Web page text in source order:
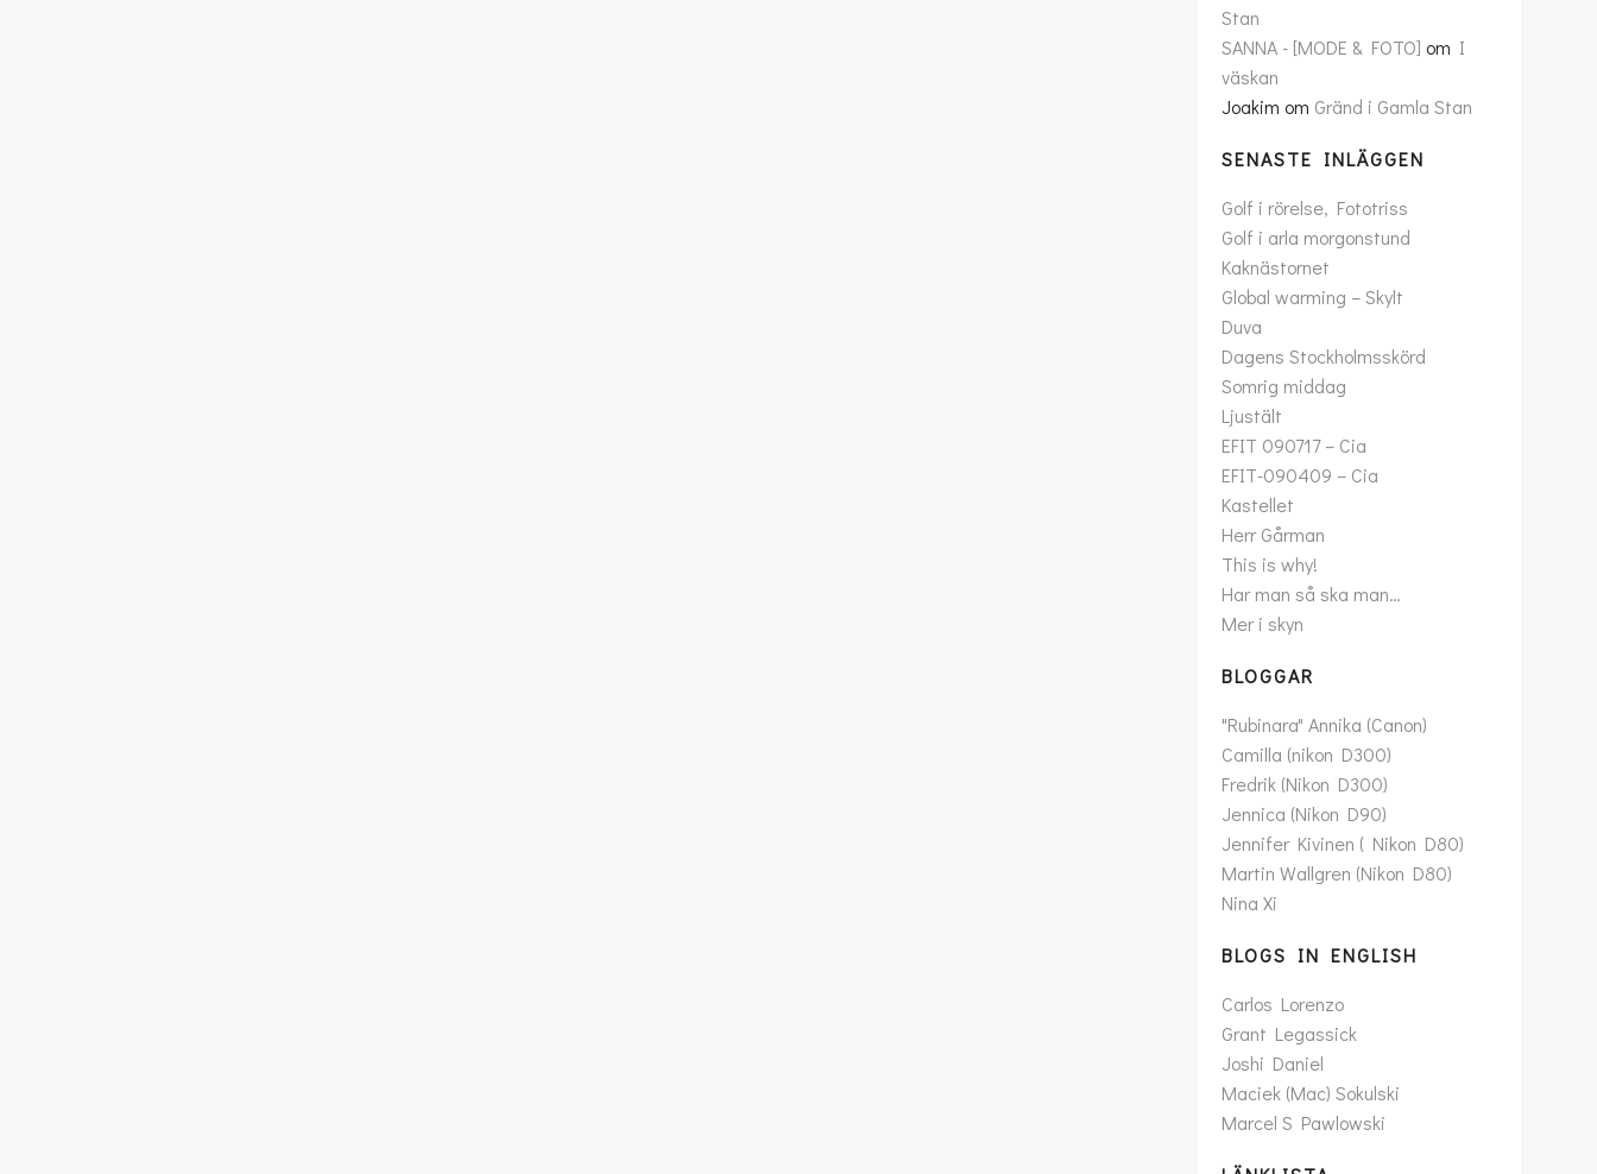
Stan
SANNA - [MODE & FOTO] om I
väskan
Joakim om Gränd i Gamla Stan
SENASTE INLÄGGEN
Golf i rörelse, Fototriss
Golf i arla morgonstund
Kaknästornet
Global warming – Skylt
Duva
Dagens Stockholmsskörd
Somrig middag
Ljustält
EFIT 090717 – Cia
EFIT-090409 – Cia
Kastellet
Herr Gårman
This is why!
Har man så ska man…
Mer i skyn
BLOGGAR
"Rubinara" Annika (Canon)
Camilla (nikon D300)
Fredrik (Nikon D300)
Jennica (Nikon D90)
Jennifer Kivinen ( Nikon D80)
Martin Wallgren (Nikon D80)
Nina Xi
BLOGS IN ENGLISH
Carlos Lorenzo
Grant Legassick
Joshi Daniel
Maciek (Mac) Sokulski
Marcel S Pawlowski